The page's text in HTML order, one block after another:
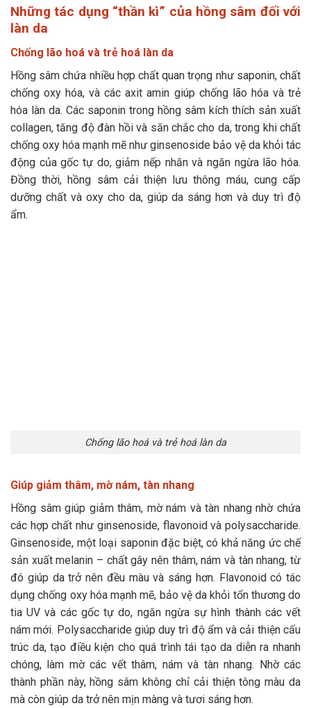
Những tác dụng “thần kì” của hồng sâm đối với
làn da
Chống lão hoá và trẻ hoá làn da
Hồng sâm chứa nhiều hợp chất quan trọng như saponin, chất
chống oxy hóa, và các axit amin giúp chống lão hóa và trẻ
hóa làn da. Các saponin trong hồng sâm kích thích sản xuất
collagen, tăng độ đàn hồi và săn chắc cho da, trong khi chất
chống oxy hóa mạnh mẽ như ginsenoside bảo vệ da khỏi tác
động của gốc tự do, giảm nếp nhăn và ngăn ngừa lão hóa.
Đồng thời, hồng sâm cải thiện lưu thông máu, cung cấp
dưỡng chất và oxy cho da, giúp da sáng hơn và duy trì độ
ẩm.
Chống lão hoá và trẻ hoá làn da
Giúp giảm thâm, mờ nám, tàn nhang
Hồng sâm giúp giảm thâm, mờ nám và tàn nhang nhờ chứa
các hợp chất như ginsenoside, flavonoid và polysaccharide.
Ginsenoside, một loại saponin đặc biệt, có khả năng ức chế
sản xuất melanin – chất gây nên thâm, nám và tàn nhang, từ
đó giúp da trở nên đều màu và sáng hơn. Flavonoid có tác
dụng chống oxy hóa mạnh mẽ, bảo vệ da khỏi tổn thương do
tia UV và các gốc tự do, ngăn ngừa sự hình thành các vết
nám mới. Polysaccharide giúp duy trì độ ẩm và cải thiện cấu
trúc da, tạo điều kiện cho quá trình tái tạo da diễn ra nhanh
chóng, làm mờ các vết thâm, nám và tàn nhang. Nhờ các
thành phần này, hồng sâm không chỉ cải thiện tông màu da
mà còn giúp da trở nên mịn màng và tươi sáng hơn.